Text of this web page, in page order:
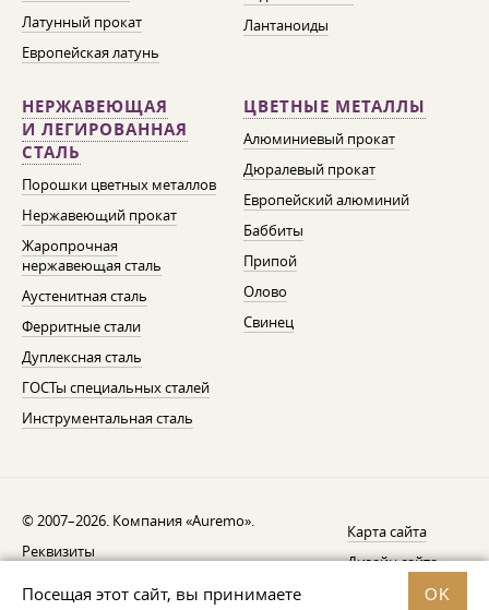
Посещая этот сайт, вы принимаете
OK
Латунный прокат
Европейская латунь
Лантаноиды
НЕРЖАВЕЮЩАЯ
И ЛЕГИРОВАННАЯ
СТАЛЬ
Порошки цветных металлов
Нержавеющий прокат
Жаропрочная
нержавеющая сталь
Аустенитная сталь
Ферритные стали
Дуплексная сталь
ГОСТы специальных сталей
Инструментальная сталь
ЦВЕТНЫЕ МЕТАЛЛЫ
Алюминиевый прокат
Дюралевый прокат
Европейский алюминий
Баббиты
Припой
Олово
Свинец
© 2007–2026. Компания «Auremo».
Реквизиты
Карта сайта
Дизайн сайта —